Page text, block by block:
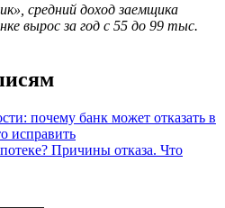
средний доход заемщика
вырос за год с 55 до 99 тыс.
почему банк может отказать в
исправить
Причины отказа. Что